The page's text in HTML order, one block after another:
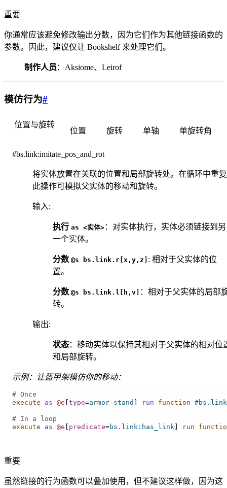
重要
你通常应该避免修改输出分数，因为它们作为其他链接函数的
参数。因此，建议仅让 Bookshelf 来处理它们。
制作人员 ：Aksiome、Leirof
模仿行为#
位置与旋转
#bs.link:imitate_pos_and_rot
将实体放置在关联的位置和局部旋转处。在循环中重复
此操作可模拟父实体的移动和旋转。
输入:
执行 as <实体> ：对实体执行，实体必须链接到另
一个实体。
分数 @s bs.link.r[x,y,z] : 相对于父实体的位
置。
分数 @s bs.link.l[h,v]
：相对于父实体的局部
转。
输出:
状态：移动实体以保持其相对于父实体的相对位
和局部旋转。
示例：让盔甲架模仿你的移动：
# Once
execute
as @e type=armor_stand run function
# In a loop
execute
as @e predicate=bs.link:has_link run
位置 旋转 单轴 单旋转角
重要
虽然链接的行为函数可以叠加使用，但不建议这样做，因为这